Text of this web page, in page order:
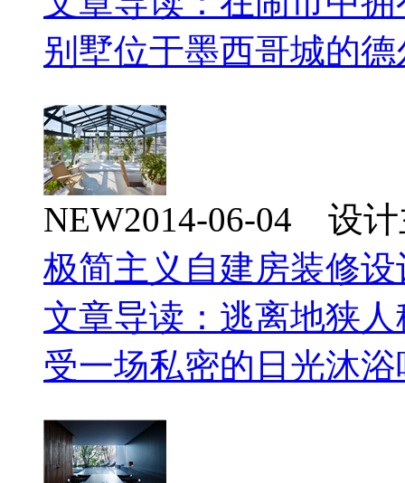
别墅位于墨西哥城的
NEW2014-06-04 设
极简主义自建房装修
文章导读：逃离地狭
受一场私密的日光沐